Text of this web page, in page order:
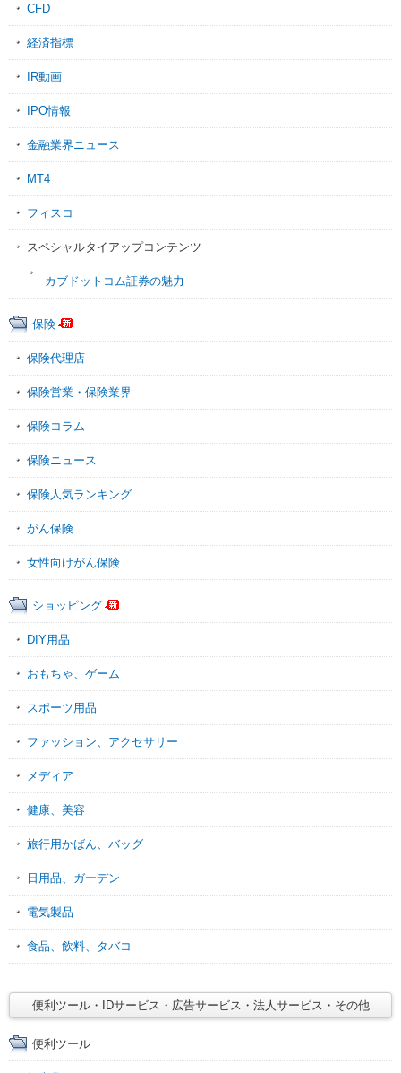
CFD
経済指標
IR動画
IPO情報
金融業界ニュース
MT4
フィスコ
スペシャルタイアップコンテンツ
カブドットコム証券の魅力
保険
保険代理店
保険営業・保険業界
保険コラム
保険ニュース
保険人気ランキング
がん保険
女性向けがん保険
ショッピング
DIY用品
おもちゃ、ゲーム
スポーツ用品
ファッション、アクセサリー
メディア
健康、美容
旅行用かばん、バッグ
日用品、ガーデン
電気製品
食品、飲料、タバコ
便利ツール・IDサービス・広告サービス・法人サービス・その他
便利ツール